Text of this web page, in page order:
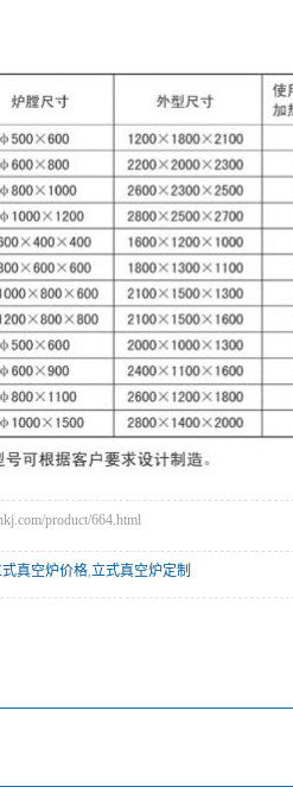
product/664.html
真空炉价格,立式真空炉定制